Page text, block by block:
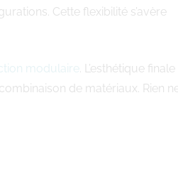
Cette flexibilité s’avère
modulaire. L’esthétique
de matériaux. Rien